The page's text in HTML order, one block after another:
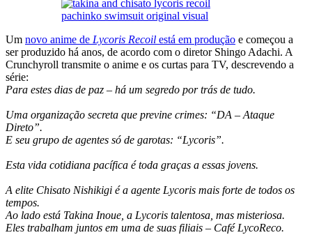
Um novo anime de Lycoris Recoil está em produção e começou a
ser produzido há anos, de acordo com o diretor Shingo Adachi. A
Crunchyroll transmite o anime e os curtas para TV, descrevendo a
série:
Para estes dias de paz – há um segredo por trás de tudo.
Uma organização secreta que previne crimes: “DA – Ataque
Direto”.
E seu grupo de agentes só de garotas: “Lycoris”.
Esta vida cotidiana pacífica é toda graças a essas jovens.
A elite Chisato Nishikigi é a agente Lycoris mais forte de todos os
tempos.
Ao lado está Takina Inoue, a Lycoris talentosa, mas misteriosa.
Eles trabalham juntos em uma de suas filiais – Café LycoReco.